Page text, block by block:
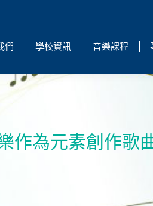
們 學校資訊 音樂課程
作為元素創作歌